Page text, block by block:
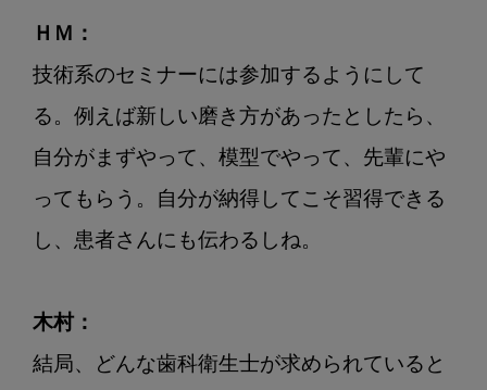
ＨＭ：
技術系のセミナーには参加するようにして
る。例えば新しい磨き方があったとしたら、
自分がまずやって、模型でやって、先輩にや
ってもらう。自分が納得してこそ習得できる
し、患者さんにも伝わるしね。
木村：
結局、どんな歯科衛生士が求められていると